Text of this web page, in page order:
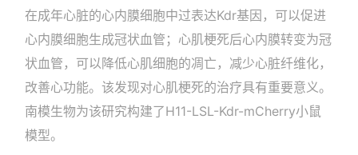
在成年心脏的心内膜细胞中过表达Kdr基因，可以促进
心内膜细胞生成冠状血管；心肌梗死后心内膜转变为冠
状血管，可以降低心肌细胞的凋亡，减少心脏纤维化，
改善心功能。该发现对心肌梗死的治疗具有重要意义。
南模生物为该研究构建了H11-LSL-Kdr-mCherry小鼠
模型。